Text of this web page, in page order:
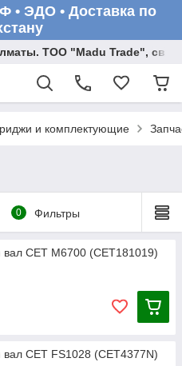
• ЭДО • Доставка по
ТОО "Madu Trade",
и комплектующие
0 Фильтры
CET M6700 (CET181019)
CET FS1028 (CET4377N)